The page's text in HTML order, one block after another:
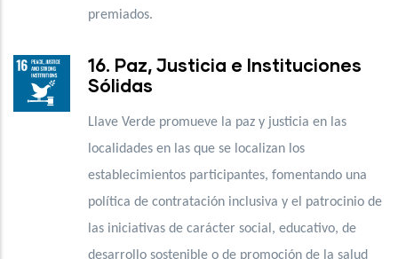
premiados.
16. Paz, Justicia e Instituciones
Sólidas
Llave Verde promueve la paz y justicia en las
localidades en las que se localizan los
establecimientos participantes, fomentando una
política de contratación inclusiva y el patrocinio de
las iniciativas de carácter social, educativo, de
desarrollo sostenible o de promoción de la salud